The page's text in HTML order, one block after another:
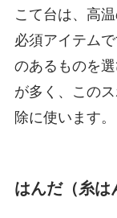
こて台は、高
必須アイテム
のあるものを
が多く、この
除に使います。
はんだ（糸は